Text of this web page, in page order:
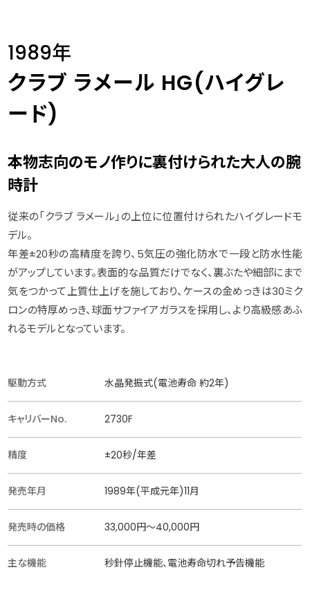
1989年
クラブ ラメール HG(ハイグレ
ード)
本物志向のモノ作りに裏付けられた大人の腕
時計
従来の「クラブ ラメール」の上位に位置付けられたハイグレードモ
デル。
年差±20秒の高精度を誇り、5気圧の強化防水で一段と防水性能
がアップしています。表面的な品質だけでなく、裏ぶたや細部にまで
気をつかって上質仕上げを施しており、ケースの金めっきは30ミク
ロンの特厚めっき、球面サファイアガラスを採用し、より高級感あふ
れるモデルとなっています。
駆動方式 水晶発振式(電池寿命 約2年)
キャリバーNo. 2730F
精度 ±20秒/年差
発売年月 1989年(平成元年)11月
発売時の価格 33,000円〜40,000円
主な機能 秒針停止機能、電池寿命切れ予告機能